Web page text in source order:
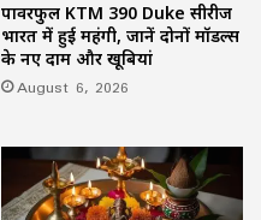
पावरफुल KTM 390 Duke सीरीज
भारत में हुई महंगी, जानें दोनों मॉडल्स
के नए दाम और खूबियां
August 6, 2026